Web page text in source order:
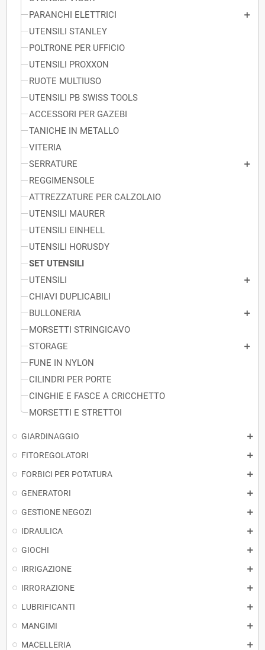
PARANCHI ELETTRICI
UTENSILI STANLEY
POLTRONE PER UFFICIO
UTENSILI PROXXON
RUOTE MULTIUSO
UTENSILI PB SWISS TOOLS
ACCESSORI PER GAZEBI
TANICHE IN METALLO
VITERIA
SERRATURE
REGGIMENSOLE
ATTREZZATURE PER CALZOLAIO
UTENSILI MAURER
UTENSILI EINHELL
UTENSILI HORUSDY
SET UTENSILI
UTENSILI
CHIAVI DUPLICABILI
BULLONERIA
MORSETTI STRINGICAVO
STORAGE
FUNE IN NYLON
CILINDRI PER PORTE
CINGHIE E FASCE A CRICCHETTO
MORSETTI E STRETTOI
GIARDINAGGIO
FITOREGOLATORI
FORBICI PER POTATURA
GENERATORI
GESTIONE NEGOZI
IDRAULICA
GIOCHI
IRRIGAZIONE
IRRORAZIONE
LUBRIFICANTI
MANGIMI
MACELLERIA